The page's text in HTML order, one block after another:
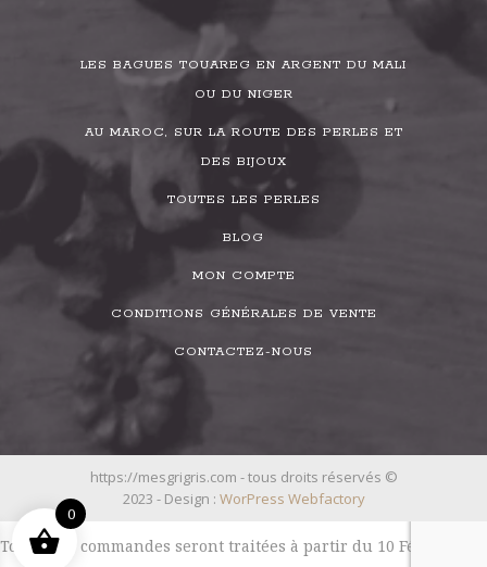
LES BAGUES TOUAREG EN ARGENT DU MALI
OU DU NIGER
AU MAROC, SUR LA ROUTE DES PERLES ET
DES BIJOUX
TOUTES LES PERLES
BLOG
MON COMPTE
CONDITIONS GÉNÉRALES DE VENTE
CONTACTEZ-NOUS
https://mesgrigris.com - tous droits réservés ©
2023 - Design : WorPress Webfactory
Toutes les commandes seront traitées à partir du 10 Février
0